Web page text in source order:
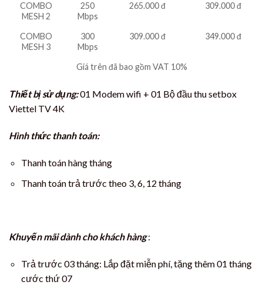
COMBO
MESH 2
250
Mbps
265.000 đ 309.000 đ
COMBO
MESH 3
300
Mbps
309.000 đ 349.000 đ
Giá trên đã bao gồm VAT 10%
Thiết bị sử dụng:01 Modem wifi + 01 Bộ đầu thu setbox
Viettel TV 4K
Hình thức thanh toán:
Thanh toán hàng tháng
Thanh toán trả trước theo 3, 6, 12 tháng
Khuyến mãi dành cho khách hàng:
Trả trước 03 tháng: Lắp đặt miễn phí, tặng thêm 01 tháng
cước thứ 07